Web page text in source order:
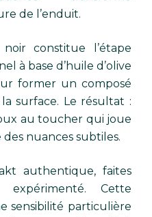
de l’enduit.
noir constitue l’étape
à base d’huile d’olive
former un composé
surface. Le résultat :
au toucher qui joue
nuances subtiles.
authentique, faites
Cette
sensibilité particulière